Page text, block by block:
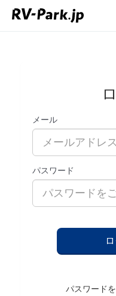
メール
パスワード
パスワード